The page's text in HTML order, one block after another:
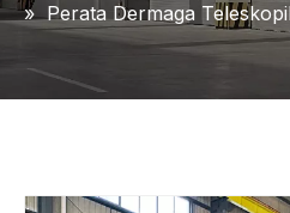
» Perata Dermaga